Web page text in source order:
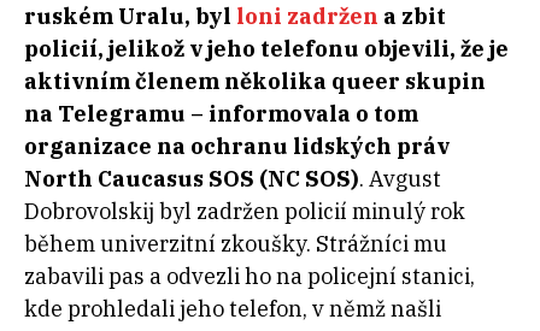
ruském Uralu, byl loni zadržen a zbit
policií, jelikož v jeho telefonu objevili, že je
aktivním členem několika queer skupin
na Telegramu – informovala o tom
organizace na ochranu lidských práv
North Caucasus SOS (NC SOS). Avgust
Dobrovolskij byl zadržen policií minulý rok
během univerzitní zkoušky. Strážníci mu
zabavili pas a odvezli ho na policejní stanici,
kde prohledali jeho telefon, v němž našli